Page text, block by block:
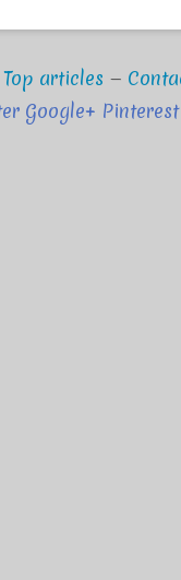
Top articles
Google+ Pinterest